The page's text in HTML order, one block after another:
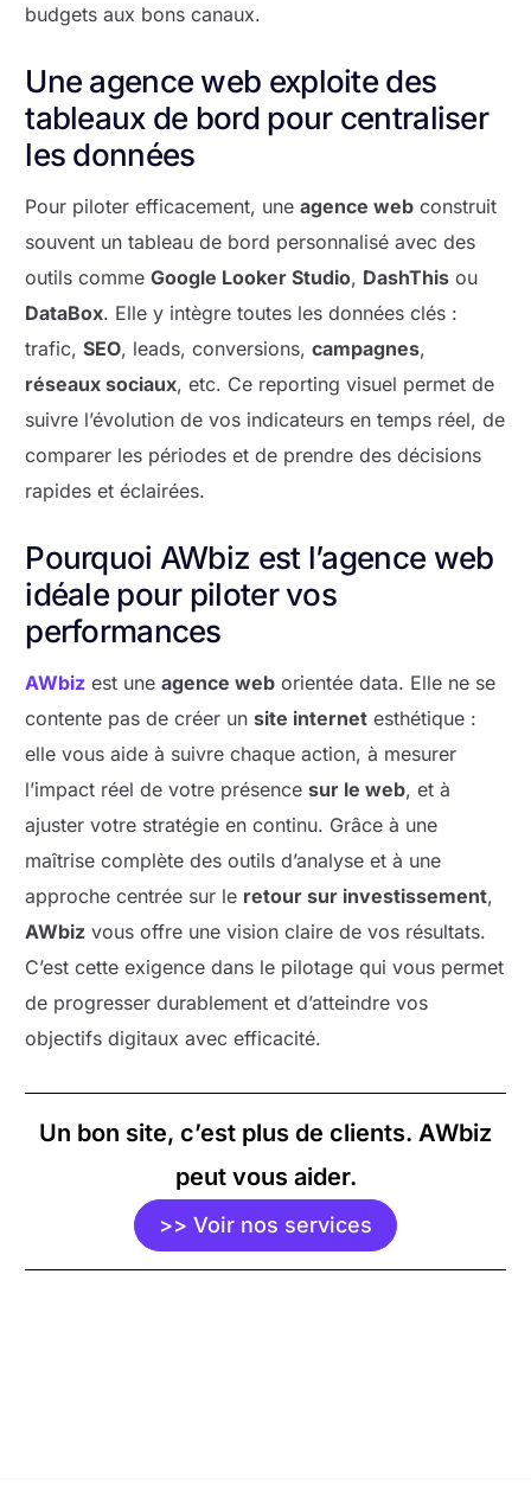
budgets aux bons canaux.
Une agence web exploite des
tableaux de bord pour centraliser
les données
Pour piloter efficacement, uneagence web construit
souvent un tableau de bord personnalisé avec des
outils commeGoogle Looker Studio, DashThis ou
DataBox. Elle y intègre toutes les données clés :
trafic,SEO, leads, conversions,campagnes,
réseaux sociaux, etc. Ce reporting visuel permet de
suivre l’évolution de vos indicateurs en temps réel, de
comparer les périodes et de prendre des décisions
rapides et éclairées.
Pourquoi AWbiz est l’agence web
idéale pour piloter vos
performances
AWbiz est uneagence web orientée data. Elle ne se
contente pas de créer unsite internet esthétique :
elle vous aide à suivre chaque action, à mesurer
l’impact réel de votre présencesur le web, et à
ajuster votre stratégie en continu. Grâce à une
maîtrise complète des outils d’analyse et à une
approche centrée sur le retour sur investissement,
AWbiz vous offre une vision claire de vos résultats.
C’est cette exigence dans le pilotage qui vous permet
de progresser durablement et d’atteindre vos
objectifs digitaux avec efficacité.
Un bon site, c’est plus de clients. AWbiz
peut vous aider.
>> Voir nos services